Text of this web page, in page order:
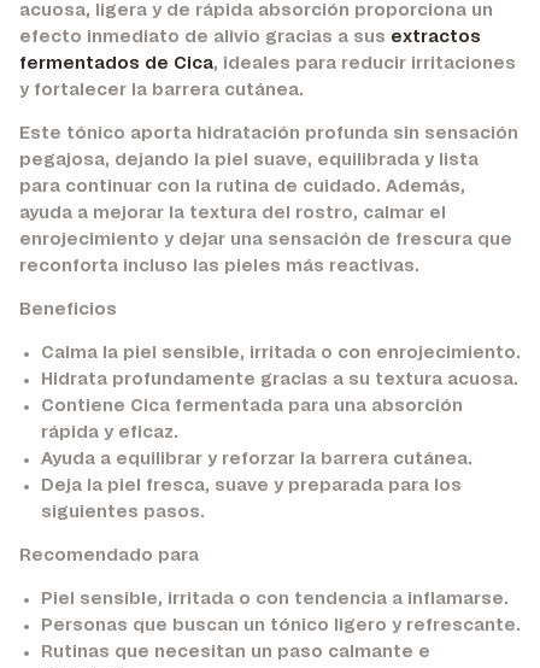
acuosa, ligera y de rápida absorción proporciona un
efecto inmediato de alivio gracias a sus extractos
fermentados de Cica, ideales para reducir irritaciones
y fortalecer la barrera cutánea.
Este tónico aporta hidratación profunda sin sensación
pegajosa, dejando la piel suave, equilibrada y lista
para continuar con la rutina de cuidado. Además,
ayuda a mejorar la textura del rostro, calmar el
enrojecimiento y dejar una sensación de frescura que
reconforta incluso las pieles más reactivas.
Beneficios
Calma la piel sensible, irritada o con enrojecimiento.
Hidrata profundamente gracias a su textura acuosa.
Contiene Cica fermentada para una absorción
rápida y eficaz.
Ayuda a equilibrar y reforzar la barrera cutánea.
Deja la piel fresca, suave y preparada para los
siguientes pasos.
Recomendado para
Piel sensible, irritada o con tendencia a inflamarse.
Personas que buscan un tónico ligero y refrescante.
Rutinas que necesitan un paso calmante e